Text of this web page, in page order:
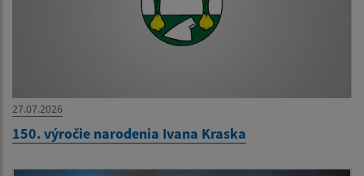
27.07.2026
150. výročie narodenia Ivana Kraska